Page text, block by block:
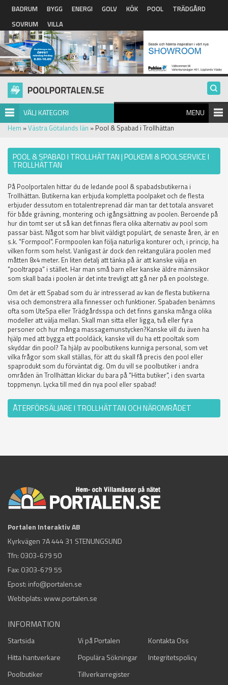
Hoppa till huvudinnehåll
BADRUM BYGG ENERGI GOLV KÖK POOL
TRÄDGÅRD
SOVRUM
VILLA
VÄLJ KATEGORI MENU
Hem »Västra Götalands län » Pool & Spabad i Trollhättan
POOL & SPABAD I TROLLHÄTTAN | POLKEMI & POOLSERVICE I
TROLLHÄTTAN
På Poolportalen hittar du de ledande pool & spabadsbutikerna i
Trollhättan. Butikerna kan erbjuda kompletta poolpaket och de flesta
erbjuder dessutom en totalentreprenad där man tar det totala ansvaret
för både grävning, montering och igångsättning av poolen. Beroende på
hur din tomt ser ut så kan det finnas flera olika alternativ av pool som
passar bäst. Något som har blivit väldigt populärt, de senaste åren, är en
s.k. "Formpool". Formpoolen kan följa naturliga konturer och, i princip, ha
vilken form som helst. Vanligast är dock den rektangulära poolen med
måtten 8x4 meter. En liten detalj att tänka på är att kanske välja en
"pooltrappa" i stället. Har man små barn eller kanske äldre männsikor
som skall bada i poolen är det inte trevligt att gå ner på en poolstege.
Om det är ett Spabad som du är intresserad av kan de flesta butikerna
visa och demonstrera alla finnesser och funktioner. Spabaden benämns
ofta som UteSpa eller Trädgårdsspa och det finns ganska många olika
modeller att välja mellan. Skall man sitta eller ligga, två eller fyra
personer och hur många massagemunstycken?Kanske vill du även ha
hjälp med att bygga ett pooldäck, kanske vill du ha ett pooltak som
skyddar din pool? Ta hjälp av poolbutikens kunniga personal, som vet
vilka frågor som skall ställas, för att du skall få precis den pool eller
spaprodukt som du förväntat dig. Om du vill se poolbutiker i andra
områden än Trollhättan klickar du bara på "Hitta butiker", i den svarta
toppmenyn. Lycka till med din nya pool eller spabad!
ÅTERFÖRSÄLJARE I TROLLHÄTTAN OCH NÄROMRÅDET
Portalen Interaktiv AB
Kyrkvägen 7A 444 31 STENUNGSUND
Tfn: 0303-679 50
Fax: 0303-679 55
Epost: info@portalen.se
Webbplats: www.portalen.se
INFORMATION
Startsida Vi på Portalen
Kontakta Oss
Hitta hantverkare
Populära Sökningar
Integritetspolicy
Poolbutiker
Tillverkarregister